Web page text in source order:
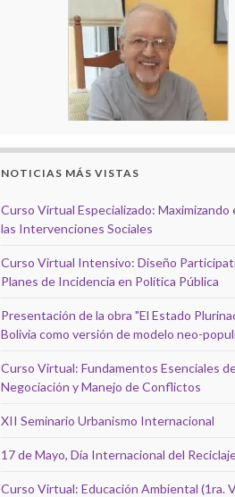
NOTICIAS MÁS VISTAS
Curso Virtual Especializado: Maximizando
las Intervenciones Sociales
Curso Virtual Intensivo: Diseño
Planes de Incidencia en Política Pública
Presentación de la obra "El Estado
Bolivia como versión de modelo neo-
Curso Virtual: Fundamentos Esenciales
Negociación y Manejo de Conflictos
XII Seminario Urbanismo Internacional
17 de Mayo, Día Internacional del
Curso Virtual: Educación Ambiental (1ra.